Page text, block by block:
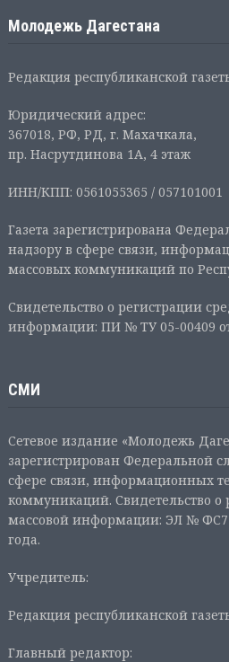
Молодежь Дагестана
Редакция республиканской
Юридический адрес:
367018, РФ, РД, г. Махачкала,
пр. Насрутдинова 1А, 4 этаж
ИНН/КПП: 0561055365 / 057101001
Газета зарегистрирована
надзору в сфере связи,
массовых коммуникаций по
Свидетельство о регистрации
информации: ПИ № ТУ 05-00409
СМИ
Сетевое издание «Молодежь
зарегистрирован Федеральной
сфере связи, информационных
коммуникаций. Свидетельство о
массовой информации: ЭЛ №
года.
Учредитель:
Редакция республиканской
Главный редактор: